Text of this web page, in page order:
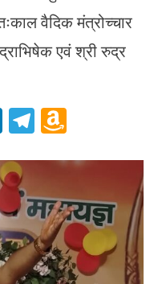
वैदिक मंत्रोच्चार
एवं श्री रुद्र
LinkedIn
Telegram
List